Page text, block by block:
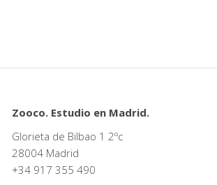
Zooco. Estudio en Madrid.
Glorieta de Bilbao 1 2ºc
28004 Madrid
+34 917 355 490